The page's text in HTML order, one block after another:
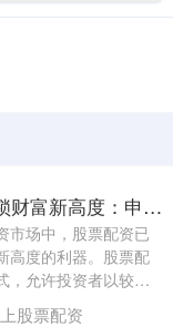
股市配资杠杆 解锁财富新高度：申请股票配资，助您投资更上一层楼
市场中，股票配资已
高度的利器。股票配
，允许投资者以较少
股票配资